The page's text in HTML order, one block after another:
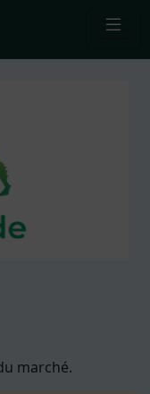
marché.